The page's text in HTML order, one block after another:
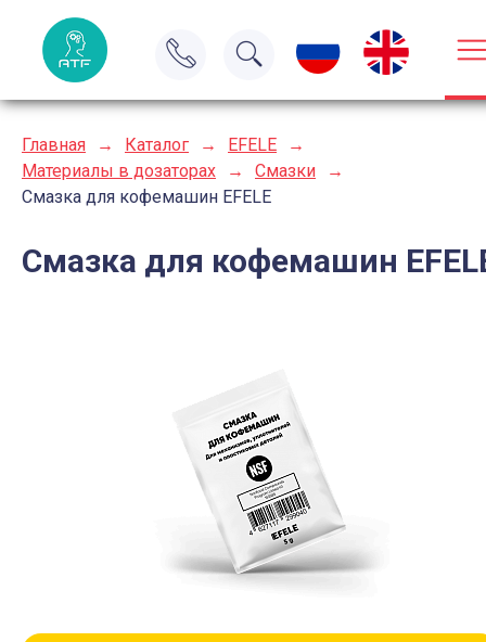
Главная → Каталог → EFELE
→
Материалы в дозаторах
→ Cмазки
→
Смазка для кофемашин EFELE
Смазка для кофемашин